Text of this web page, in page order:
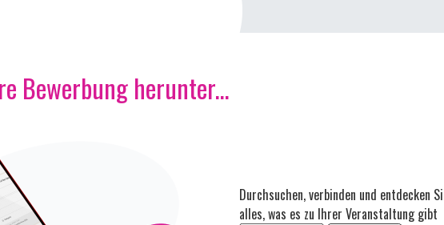
Bewerbung herunter...
Durchsuchen, verbinden und entdecken
alles, was es zu Ihrer Veranstaltung gibt